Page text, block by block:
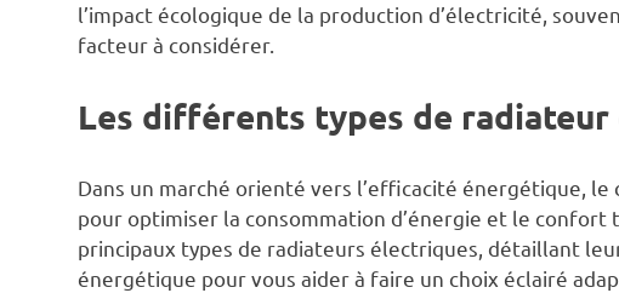
l’impact écologique de la production d’électricité,
facteur à considérer.
Les différents types de
Dans un marché orienté vers l’efficacité énergétique,
pour optimiser la consommation d’énergie et le
principaux types de radiateurs électriques, détaillant
énergétique pour vous aider à faire un choix éclairé